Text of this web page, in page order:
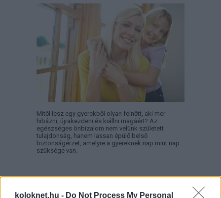
koloknet.hu - Do Not Process My Personal
Mitől lesz egy gyerekből olyan felnőtt, aki mer
hibázni, újrakezdeni és kiállni magáért? Az
egészséges önbizalom nem velünk született
tulajdonság, hanem lassan épülő belső
biztonságérzet, amelyre a gyereknek nap mint nap
szüksége van.